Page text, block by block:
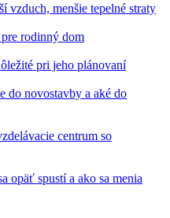
vzduch, menšie tepelné straty
rodinný dom
pri jeho plánovaní
do novostavby a aké do
centrum so
opäť spustí a ako sa menia